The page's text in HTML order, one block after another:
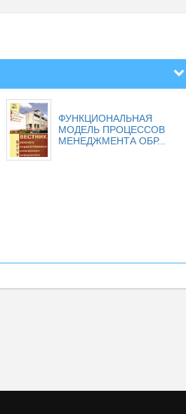
ФУНКЦИОНАЛЬНАЯ
МОДЕЛЬ ПРОЦЕССОВ
МЕНЕДЖМЕНТА ОБР...